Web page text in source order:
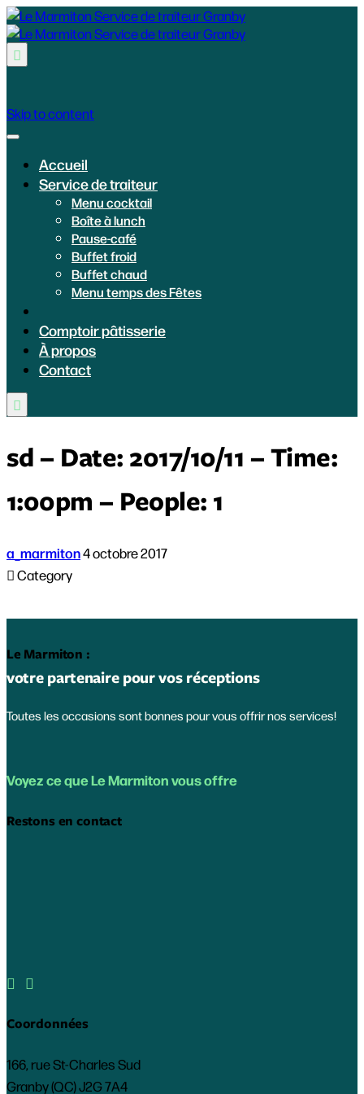

Skip to content
Accueil
Service de traiteur
Menu cocktail
Boîte à lunch
Pause-café
Buffet froid
Buffet chaud
Menu temps des Fêtes
Comptoir pâtisserie
À propos
Contact

sd – Date: 2017/10/11 – Time:
1:00pm – People: 1
a_marmiton4 octobre 2017
Category
Le Marmiton :
votre partenaire pour vos réceptions
Toutes les occasions sont bonnes pour vous offrir nos services!
Voyez ce que Le Marmiton vous offre
Restons en contact
 
Coordonnées
166, rue St-Charles Sud
Granby (QC) J2G 7A4